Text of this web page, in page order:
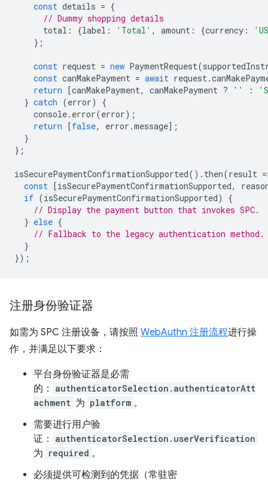
const details = {
// Dummy shopping details
total : {label : 'Total' , amount : {currency :
};
const request = new PaymentRequest(
const canMakePayment = await request.
return
[canMakePayment, canMakePayment ? '' :
} catch (error)
{
console. error(error);
return
[false, error .message];
}
};
isSecurePaymentConfirmationSupported(). then(result =
const
[isSecurePaymentConfirmationSupported,
if (isSecurePaymentConfirmationSupported)
{
// Display the payment button that invokes SPC.
} else {
// Fallback to the legacy authentication method.
}
});
注册身份验证器
如需为 SPC 注册设备，请按照 WebAuthn 注册流程进行操
作，并满足以下要求：
平台身份验证器是必需
的：
authenticatorSelection.authenticatorAtt
achment 为 platform 。
需要进行用户验
证：
authenticatorSelection.userVerification
为 required 。
必须提供可检测到的凭据（常驻密